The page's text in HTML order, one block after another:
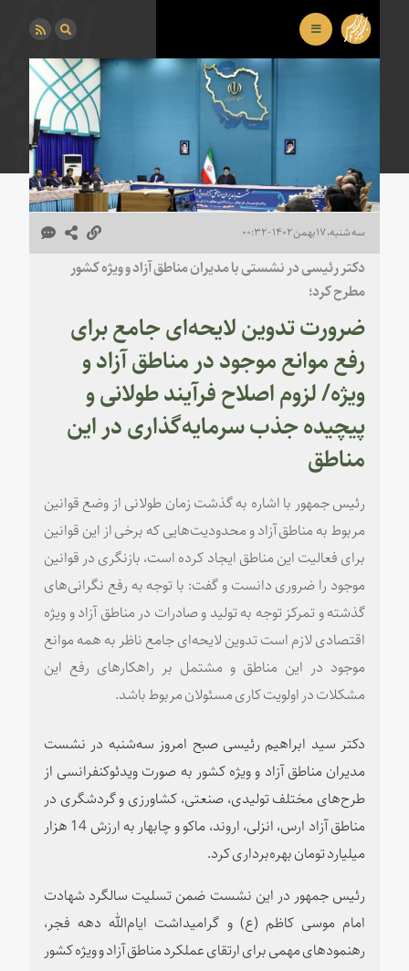
سه شنبه، ۱۷ بهمن ۱۴۰۲ - ۰۰:۳۲
دکتر رئیسی در نشستی با مدیران مناطق آزاد و ویژه کشور
مطرح کرد؛
ضرورت تدوین لایحه‌ای جامع برای
رفع موانع موجود در مناطق آزاد و
ویژه/ لزوم اصلاح فرآیند طولانی و
پیچیده جذب سرمایه‌گذاری در این
مناطق
رئیس جمهور با اشاره به گذشت زمان طولانی از وضع قوانین
مربوط به مناطق آزاد و محدودیت‌هایی که برخی از این قوانین
برای فعالیت این مناطق ایجاد کرده است، بازنگری در قوانین
موجود را ضروری دانست و گفت: با توجه به رفع نگرانی‌های
گذشته و تمرکز توجه به تولید و صادرات در مناطق آزاد و ویژه
اقتصادی لازم است تدوین لایحه‌ای جامع ناظر به همه موانع
موجود در این مناطق و مشتمل بر راهکارهای رفع این
مشکلات در اولویت کاری مسئولان مربوط باشد.
دکتر سید ابراهیم رئیسی صبح امروز سه‌شنبه در نشست
مدیران مناطق آزاد و ویژه کشور به صورت ویدئوکنفرانسی از
طرح‌های مختلف تولیدی، صنعتی، کشاورزی و گردشگری در
مناطق آزاد ارس، انزلی، اروند، ماکو و چابهار به ارزش 14 هزار
میلیارد تومان بهره‌برداری کرد.
رئیس جمهور در این نشست ضمن تسلیت سالگرد شهادت
امام موسی کاظم (ع) و گرامیداشت ایام‌الله دهه فجر،
رهنمودهای مهمی برای ارتقای عملکرد مناطق آزاد و ویژه کشور